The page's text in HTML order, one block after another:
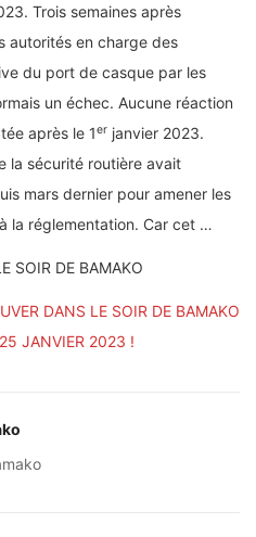
Trois semaines après
autorités en charge des
du port de casque par les
un échec. Aucune réaction
après le 1er janvier 2023.
la sécurité routière avait
mars dernier pour amener les
la réglementation. Car cet …
SOIR DE BAMAKO
DANS LE SOIR DE BAMAKO
JANVIER 2023 !